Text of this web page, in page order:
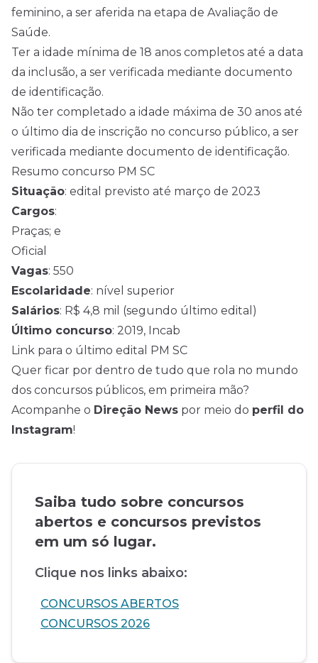
feminino, a ser aferida na etapa de Avaliação de
Saúde.
Ter a idade mínima de 18 anos completos até a data
da inclusão, a ser verificada mediante documento
de identificação.
Não ter completado a idade máxima de 30 anos até
o último dia de inscrição no concurso público, a ser
verificada mediante documento de identificação.
Resumo concurso PM SC
Situação: edital previsto até março de 2023
Cargos:
Praças; e
Oficial
Vagas: 550
Escolaridade: nível superior
Salários: R$ 4,8 mil (segundo último edital)
Último concurso: 2019, Incab
Link para o último edital PM SC
Quer ficar por dentro de tudo que rola no mundo
dos concursos públicos, em primeira mão?
Acompanhe o Direção News por meio do perfil do
Instagram!
Saiba tudo sobre concursos
abertos e concursos previstos
em um só lugar.
Clique nos links abaixo:
CONCURSOS ABERTOS
CONCURSOS 2026